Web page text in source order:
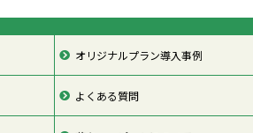
オリジナルプラン導入事例
よくある質問